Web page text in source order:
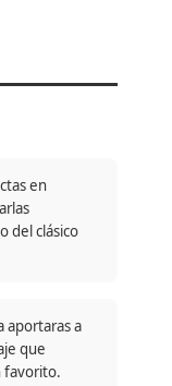
en
del clásico
aportaras a
que
favorito.